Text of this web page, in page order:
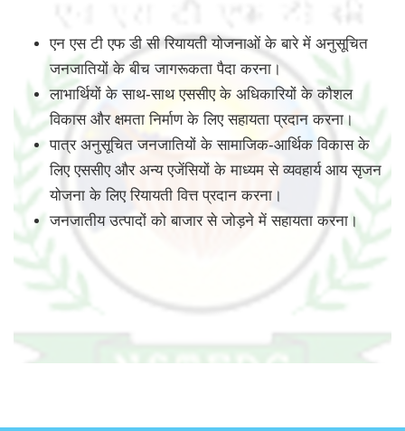
एन एस टी एफ डी सी रियायती योजनाओं के बारे में अनुसूचित
जनजातियों के बीच जागरूकता पैदा करना।
लाभार्थियों के साथ-साथ एससीए के अधिकारियों के कौशल
विकास और क्षमता निर्माण के लिए सहायता प्रदान करना।
पात्र अनुसूचित जनजातियों के सामाजिक-आर्थिक विकास के
लिए एससीए और अन्य एजेंसियों के माध्यम से व्यवहार्य आय सृजन
योजना के लिए रियायती वित्त प्रदान करना।
जनजातीय उत्पादों को बाजार से जोड़ने में सहायता करना।